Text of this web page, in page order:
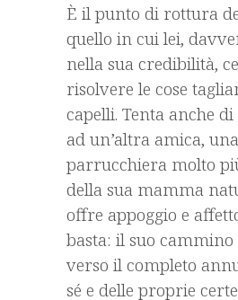
È il punto di rottura
quello in cui lei,
nella sua credibilità,
risolvere le cose
capelli. Tenta anche
ad un’altra amica, una
parrucchiera molto
della sua mamma
offre appoggio e
basta: il suo
verso il completo
sé e delle proprie